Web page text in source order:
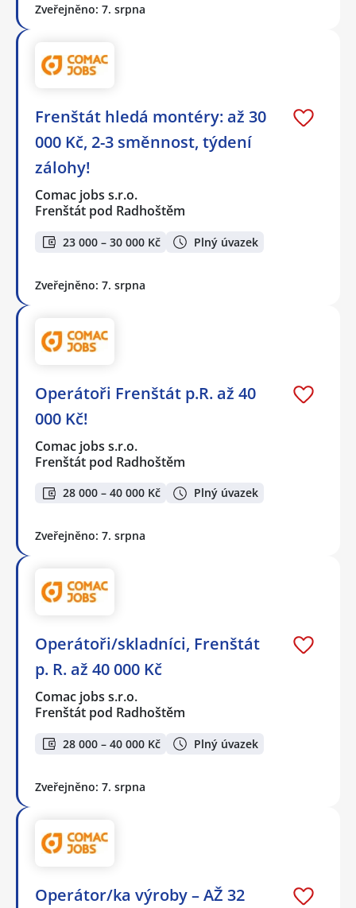
Zveřejněno: 7. srpna
Frenštát hledá montéry: až 30
000 Kč, 2-3 směnnost, týdení
zálohy!
Comac jobs s.r.o.
Frenštát pod Radhoštěm
23 000 – 30 000 Kč Plný úvazek
Zveřejněno: 7. srpna
Operátoři Frenštát p.R. až 40
000 Kč!
Comac jobs s.r.o.
Frenštát pod Radhoštěm
28 000 – 40 000 Kč Plný úvazek
Zveřejněno: 7. srpna
Operátoři/skladníci, Frenštát
p. R. až 40 000 Kč
Comac jobs s.r.o.
Frenštát pod Radhoštěm
28 000 – 40 000 Kč Plný úvazek
Zveřejněno: 7. srpna
Operátor/ka výroby – AŽ 32